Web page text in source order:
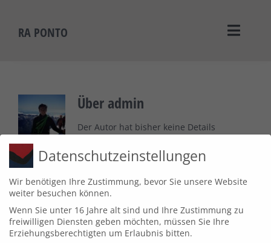
RA PONTO
Toggle
Standorte
Kontakt
Impressum
Über admin
Der Autor hat bisher keine Details
Bisher hat admin, 0 Blog Beiträge
geschrieben.
Datenschutzeinstellungen
Wir benötigen Ihre Zustimmung, bevor Sie unsere Website
weiter besuchen können.
Wenn Sie unter 16 Jahre alt sind und Ihre Zustimmung zu
freiwilligen Diensten geben möchten, müssen Sie Ihre
Erziehungsberechtigten um Erlaubnis bitten.